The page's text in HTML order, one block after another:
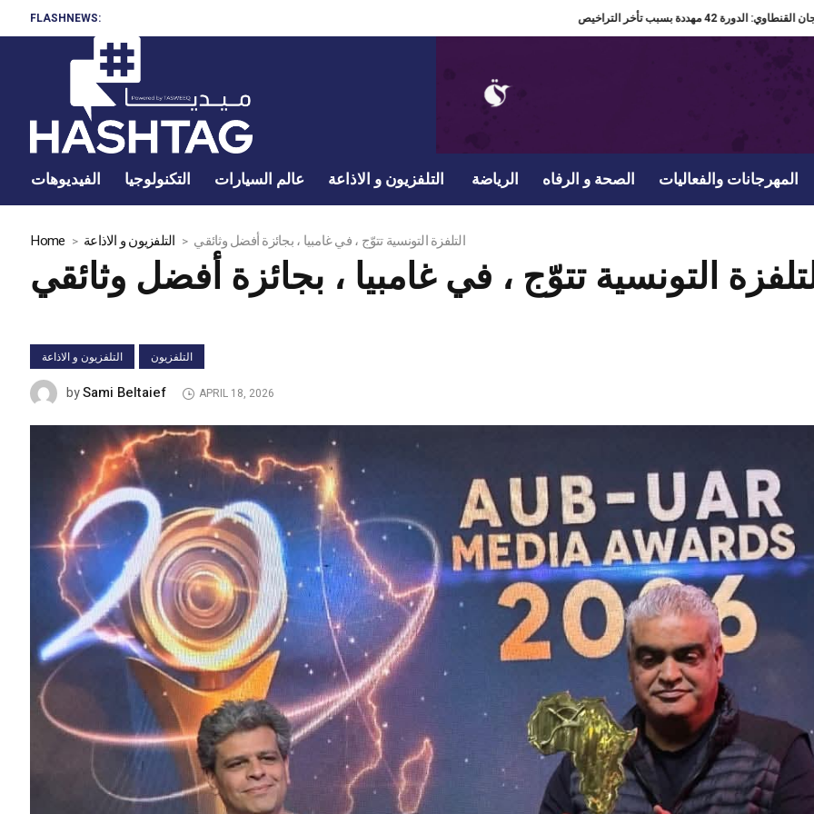
FLASHNEWS: مدير مهرجان القنطاوي: الدورة 42 مهددة بسبب تأخر التراخيص
الفيديوهات التكنولوجيا عالم السيارات التلفزيون و الاذاعة الرياضة الصحة و الرفاه المهرجانات والفعاليات
Home التلفزيون و الاذاعة التلفزة التونسية تتوّج ، في غامبيا ، بجائزة أفضل وثائقي
التونسية تتوّج ، في غامبيا ، بجائزة أفضل وثائقي
التلفزيون و الاذاعة التلفزيون
bySami Beltaief APRIL 18, 2026